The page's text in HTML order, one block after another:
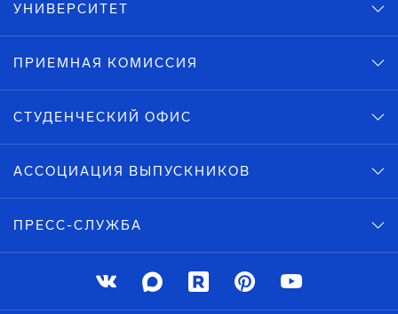
УНИВЕРСИТЕТ
ПРИЕМНАЯ КОМИССИЯ
СТУДЕНЧЕСКИЙ ОФИС
АССОЦИАЦИЯ ВЫПУСКНИКОВ
ПРЕСС-СЛУЖБА